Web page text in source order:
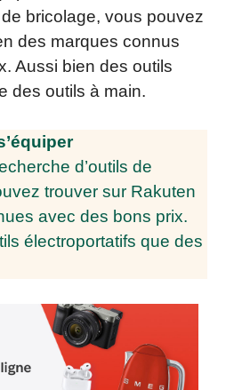
bricolage, vous pouvez
des marques connus
Aussi bien des outils
des outils à main.
d’outils de
trouver sur Rakuten
avec des bons prix.
électroportatifs que des